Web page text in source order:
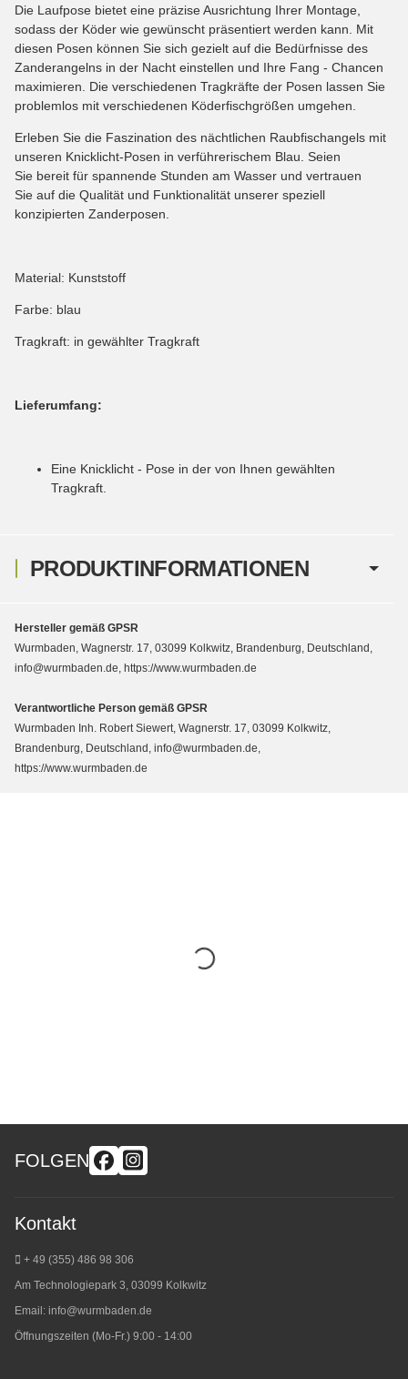
PRODUKTINFORMATIONEN
Die Laufpose bietet eine präzise Ausrichtung Ihrer Montage,
sodass der Köder wie gewünscht präsentiert werden kann. Mit
diesen Posen können Sie sich gezielt auf die Bedürfnisse des
Zanderangelns in der Nacht einstellen und Ihre Fang - Chancen
maximieren. Die verschiedenen Tragkräfte der Posen lassen Sie
problemlos mit verschiedenen Köderfischgrößen umgehen.
Erleben Sie die Faszination des nächtlichen Raubfischangels mit
unseren Knicklicht-Posen in verführerischem Blau. Seien
Sie bereit für spannende Stunden am Wasser und vertrauen
Sie auf die Qualität und Funktionalität unserer speziell
konzipierten Zanderposen.
Material: Kunststoff
Farbe: blau
Tragkraft: in gewählter Tragkraft
Lieferumfang:
Eine Knicklicht - Pose in der von Ihnen gewählten
Tragkraft.
Hersteller gemäß GPSR
Wurmbaden, Wagnerstr. 17, 03099 Kolkwitz, Brandenburg, Deutschland,
info@wurmbaden.de, https://www.wurmbaden.de
Verantwortliche Person gemäß GPSR
Wurmbaden Inh. Robert Siewert, Wagnerstr. 17, 03099 Kolkwitz,
Brandenburg, Deutschland, info@wurmbaden.de,
https://www.wurmbaden.de
FOLGEN
Kontakt
+ 49 (355) 486 98 306
Am Technologiepark 3, 03099 Kolkwitz
Email: info@wurmbaden.de
Öffnungszeiten (Mo-Fr.) 9:00 - 14:00